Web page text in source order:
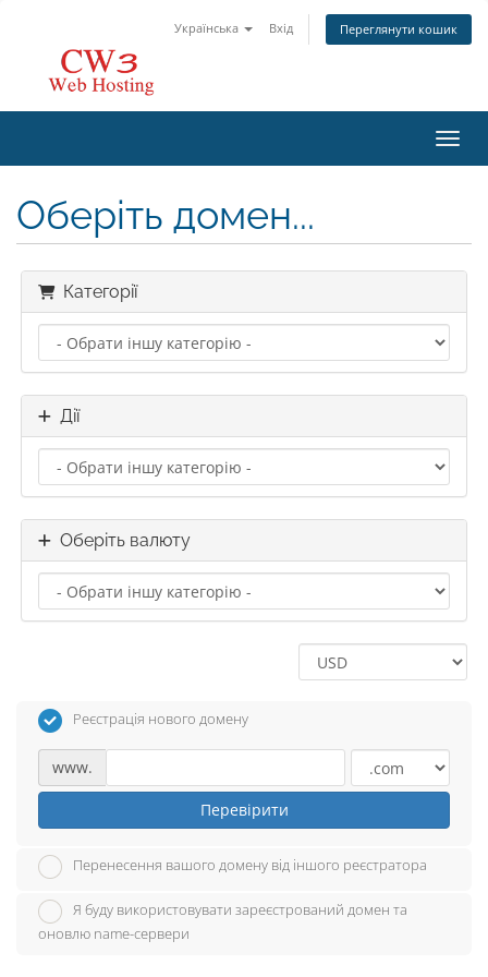
Українська Вхід Переглянути кошик
Оберіть домен...
Категорії
Дії
Оберіть валюту
Реєстрація нового домену
www.
Перевірити
Перенесення вашого домену від іншого реєстратора
Я буду використовувати зареєстрований домен та
оновлю name-сервери